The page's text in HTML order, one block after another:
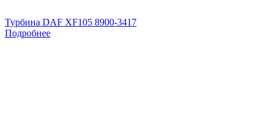
Турбина DAF XF105 8900-3417
Подробнее